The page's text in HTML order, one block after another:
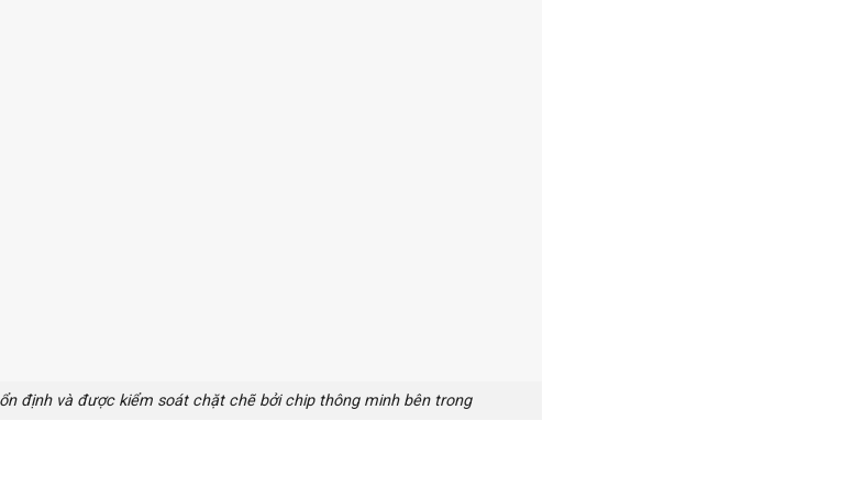
định và được kiểm soát chặt chẽ bởi chip thông minh bên trong